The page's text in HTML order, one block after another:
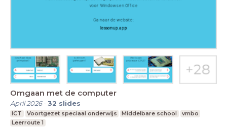
Omgaan met de computer
April 2026-32 slides
ICT Voortgezet speciaal onderwijs Middelbare school
vmbo
Leerroute 1